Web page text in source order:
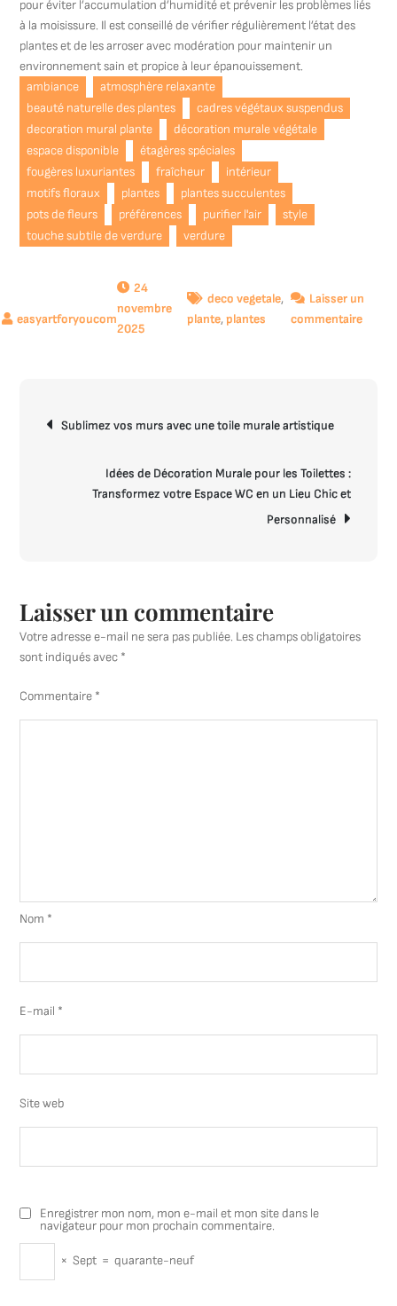
pour éviter l’accumulation d’humidité et prévenir les problèmes liés
à la moisissure. Il est conseillé de vérifier régulièrement l’état des
plantes et de les arroser avec modération pour maintenir un
environnement sain et propice à leur épanouissement.
ambiance
atmosphère relaxante
beauté naturelle des plantes
cadres végétaux suspendus
decoration mural plante
décoration murale végétale
espace disponible
étagères spéciales
fougères luxuriantes
fraîcheur
intérieur
motifs floraux
plantes
plantes succulentes
pots de fleurs
préférences purifier l'air
style
touche subtile de verdure
verdure
24
novembre
2025
deco vegetale,
plante,plantes
Laisser un
commentairesur
deSublimez vos murs avec une toile murale artistique
Idées de Décoration Murale pour les Toilettes :
Transformez votre Espace WC en un Lieu Chic et
Personnalisé
Laisser un commentaire
Votre adresse e-mail ne sera pas publiée. Les champs obligatoires
sont indiqués avec *
Commentaire *
Nom *
E-mail *
Site web
Enregistrer mon nom, mon e-mail et mon site dans le
navigateur pour mon prochain commentaire.
× Sept = quarante-neuf